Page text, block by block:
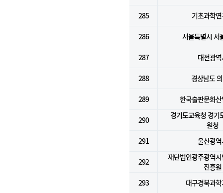
285 기초과학
286 서울특별시 서
287 대전광
288 경상남도
289 한국출판문화
290
경기도교육청 경기
원청
291
울산광
292
재단법인광주광역
진흥원
293
대구경북과